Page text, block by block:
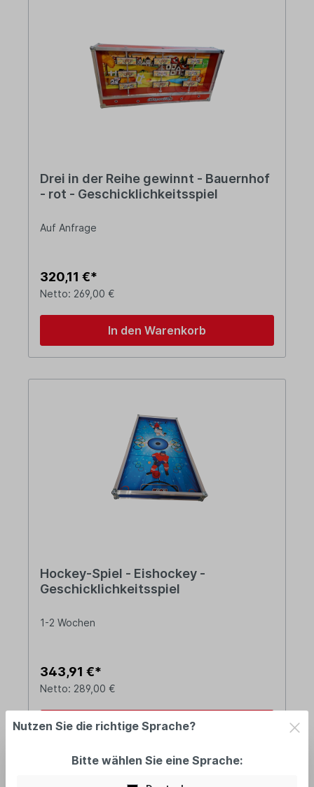
Drei in der Reihe gewinnt - Bauernhof
- rot - Geschicklichkeitsspiel
Auf Anfrage
320,11 €*
Netto: 269,00 €
In den Warenkorb
Hockey-Spiel - Eishockey -
Geschicklichkeitsspiel
1-2 Wochen
343,91 €*
Netto: 289,00 €
In den Warenkorb
Nutzen Sie die richtige Sprache?
Bitte wählen Sie eine Sprache: